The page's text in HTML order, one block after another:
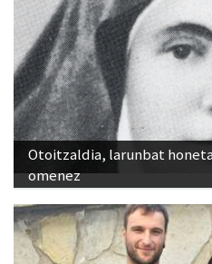
Otoitzaldia, larunbat
omenez